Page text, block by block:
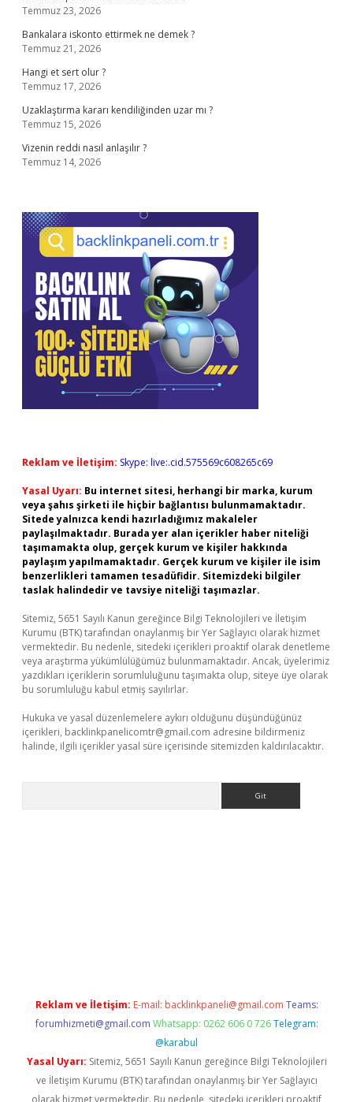
Temmuz 23, 2026
Bankalara iskonto ettirmek ne demek ?
Temmuz 21, 2026
Hangi et sert olur ?
Temmuz 17, 2026
Uzaklaştırma kararı kendiliğinden uzar mı ?
Temmuz 15, 2026
Vizenin reddi nasıl anlaşılır ?
Temmuz 14, 2026
Reklam ve İletişim: Skype: live:.cid.575569c608265c69
Yasal Uyarı: Bu internet sitesi, herhangi bir marka, kurum
veya şahıs şirketi ile hiçbir bağlantısı bulunmamaktadır.
Sitede yalnızca kendi hazırladığımız makaleler
paylaşılmaktadır. Burada yer alan içerikler haber niteliği
taşımamakta olup, gerçek kurum ve kişiler hakkında
paylaşım yapılmamaktadır. Gerçek kurum ve kişiler ile isim
benzerlikleri tamamen tesadüfidir. Sitemizdeki bilgiler
taslak halindedir ve tavsiye niteliği taşımazlar.
Sitemiz, 5651 Sayılı Kanun gereğince Bilgi Teknolojileri ve İletişim
Kurumu (BTK) tarafından onaylanmış bir Yer Sağlayıcı olarak hizmet
vermektedir. Bu nedenle, sitedeki içerikleri proaktif olarak denetleme
veya araştırma yükümlülüğümüz bulunmamaktadır. Ancak, üyelerimiz
yazdıkları içeriklerin sorumluluğunu taşımakta olup, siteye üye olarak
bu sorumluluğu kabul etmiş sayılırlar.
Hukuka ve yasal düzenlemelere aykırı olduğunu düşündüğünüz
içerikleri, backlinkpanelicomtr@gmail.com adresine bildirmeniz
halinde, ilgili içerikler yasal süre içerisinde sitemizden kaldırılacaktır.
Reklam ve İletişim: E-mail: backlinkpaneli@gmail.com Teams:
forumhizmeti@gmail.com Whatsapp: 0262 606 0 726 Telegram:
@karabul
Yasal Uyarı: Sitemiz, 5651 Sayılı Kanun gereğince Bilgi Teknolojileri
ve İletişim Kurumu (BTK) tarafından onaylanmış bir Yer Sağlayıcı
olarak hizmet vermektedir. Bu nedenle, sitedeki içerikleri proaktif